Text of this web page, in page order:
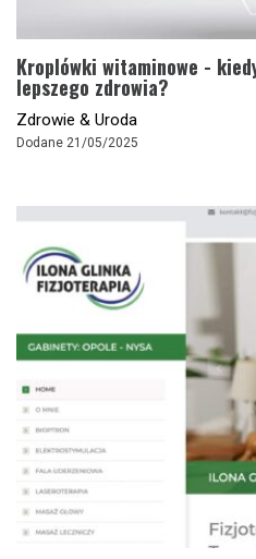
Kroplówki witaminowe -
lepszego zdrowia?
Zdrowie & Uroda
Dodane 21/05/2025